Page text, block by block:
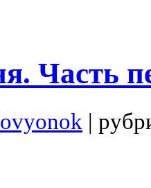
Часть
|